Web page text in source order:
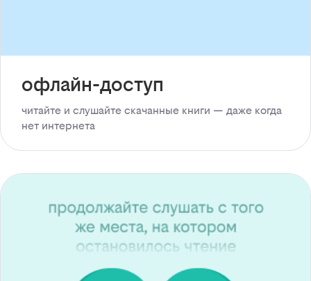
офлайн-доступ
читайте и слушайте скачанные книги — даже когда
нет интернета